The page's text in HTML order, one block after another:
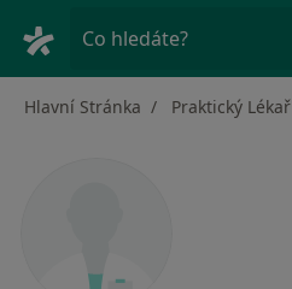
Co hledáte?
Hlavní Stránka Praktický Lékař